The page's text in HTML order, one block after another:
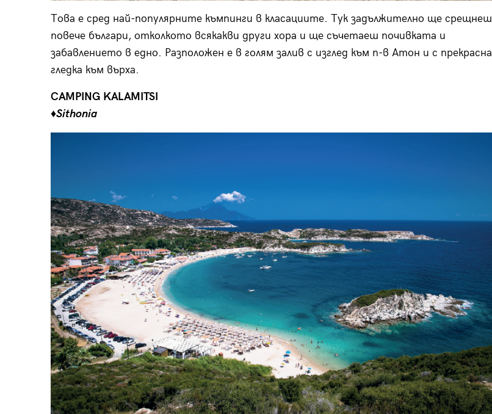
Това е сред най-популярните къмпинги в класациите. Тук задължително ще срещнеш
повече българи, отколкото всякакви други хора и ще съчетаеш почивката и
забавлението в едно. Разположен е в голям залив с изглед към п-в Атон и с прекрасна
гледка към върха.
CAMPING KALAMITSI
♦Sithonia